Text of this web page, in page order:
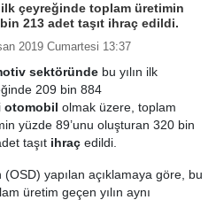
ilk çeyreğinde toplam üretimin
213 adet taşıt ihraç edildi.
2019 Cumartesi 13:37
sektöründe bu yılın ilk
209 bin 884
otomobil olmak üzere, toplam
yüzde 89’unu oluşturan 320 bin
taşıt ihraç edildi.
yapılan açıklamaya göre, bu
üretim geçen yılın aynı